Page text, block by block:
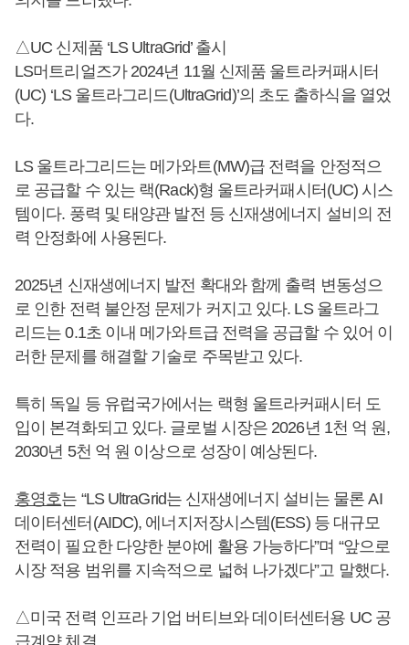
△UC 신제품 ‘LS UltraGrid’ 출시
LS머트리얼즈가 2024년 11월 신제품 울트라커패시터
(UC) ‘LS 울트라그리드(UltraGrid)’의 초도 출하식을 열었
다.
LS 울트라그리드는 메가와트(MW)급 전력을 안정적으
로 공급할 수 있는 랙(Rack)형 울트라커패시터(UC) 시스
템이다. 풍력 및 태양관 발전 등 신재생에너지 설비의 전
력 안정화에 사용된다.
2025년 신재생에너지 발전 확대와 함께 출력 변동성으
로 인한 전력 불안정 문제가 커지고 있다. LS 울트라그
리드는 0.1초 이내 메가와트급 전력을 공급할 수 있어 이
러한 문제를 해결할 기술로 주목받고 있다.
특히 독일 등 유럽국가에서는 랙형 울트라커패시터 도
입이 본격화되고 있다. 글로벌 시장은 2026년 1천 억 원,
2030년 5천 억 원 이상으로 성장이 예상된다.
홍영호는 “LS UltraGrid는 신재생에너지 설비는 물론 AI
데이터센터(AIDC), 에너지저장시스템(ESS) 등 대규모
전력이 필요한 다양한 분야에 활용 가능하다”며 “앞으로
시장 적용 범위를 지속적으로 넓혀 나가겠다”고 말했다.
△미국 전력 인프라 기업 버티브와 데이터센터용 UC 공
급계약 체결